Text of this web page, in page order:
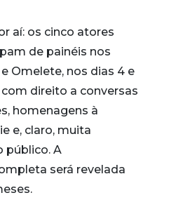
aí: os cinco atores
de painéis nos
Omelete, nos dias 4 e
direito a conversas
homenagens à
e, claro, muita
público. A
será revelada